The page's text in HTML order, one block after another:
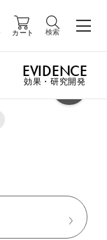
カート 検索
EVIDENCE
効果・研究開発
ありません。